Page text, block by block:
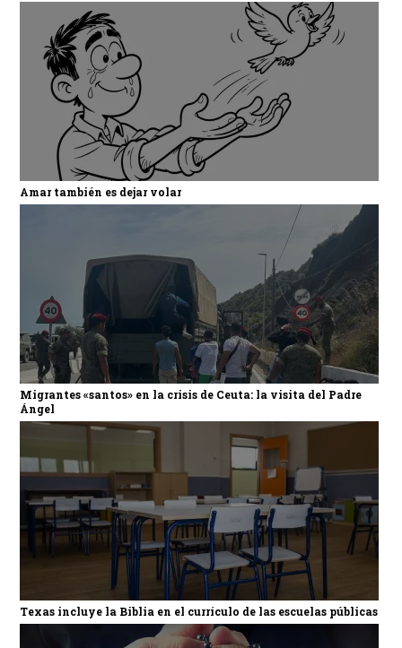
Amar también es dejar volar
Migrantes «santos» en la crisis de Ceuta: la visita del Padre
Ángel
Texas incluye la Biblia en el currículo de las escuelas públicas